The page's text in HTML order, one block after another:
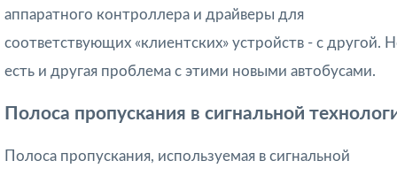
аппаратного контроллера и драйверы для
соответствующих «клиентских» устройств - с другой.
есть и другая проблема с этими новыми автобусами.
Полоса пропускания в сигнальной
Полоса пропускания, используемая в сигнальной